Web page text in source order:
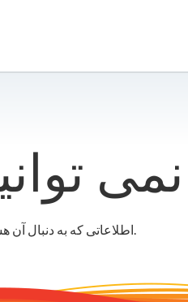
اطلاعاتی که به دنبال آن هستید ممکن است جابجا شده باشد. لطفاً از نوار جستجو یا منو برای کمک به یافتن آن استفاده کنید.